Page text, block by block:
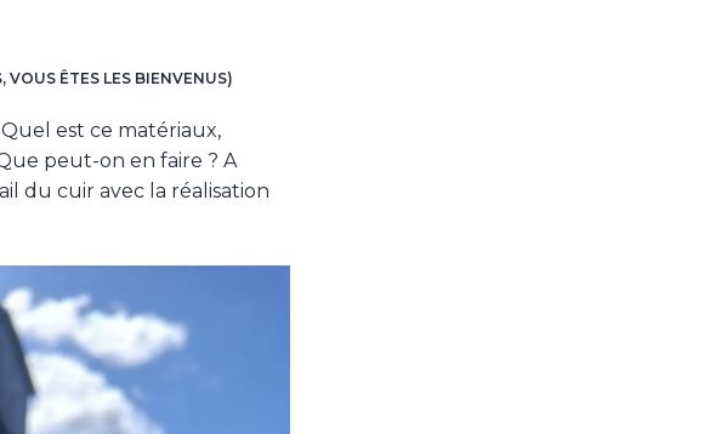
VOUS ÊTES LES BIENVENUS)
est ce matériaux,
peut-on en faire ? A
du cuir avec la réalisation